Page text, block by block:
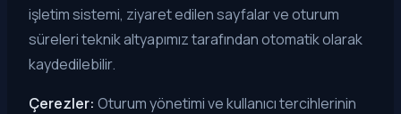
işletim sistemi, ziyaret edilen sayfalar ve oturum
süreleri teknik altyapımız tarafından otomatik olarak
kaydedilebilir.
Çerezler: Oturum yönetimi ve kullanıcı tercihlerinin